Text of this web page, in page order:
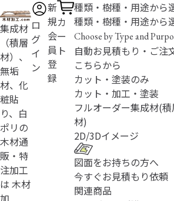
集成材
（積層
材）、
無垢
材、化
粧貼
り、白
ポリの
木材通
販・特
注加工
は 木材
ロ
グ
イ
ン
新
規
会
員
登
録
カ
ー
ト
種類・樹種・用途から
種類・樹種・用途から
Choose by Type and
自動お見積もり・ご注
こちらから
カット・塗装のみ
カット・加工・塗装
フルオーダー集成材(積
材)
2D/3Dイメージ
図面をお持ちの方へ
今すぐお見積もり依頼
関連商品